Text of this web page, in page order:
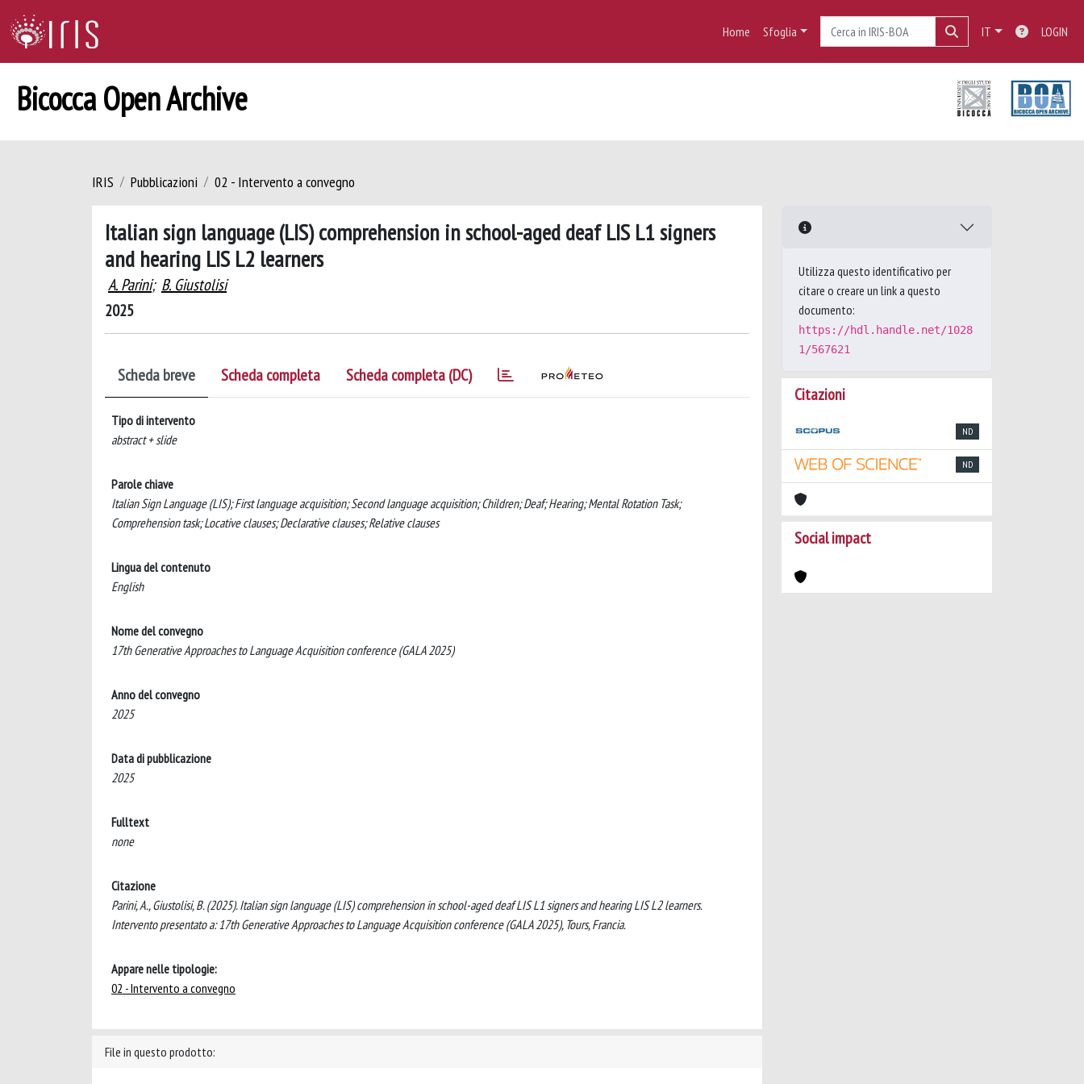
Home Sfoglia IT LOGIN
Bicocca Open Archive
IRIS Pubblicazioni 02 - Intervento a convegno
Italian sign language (LIS) comprehension in school-aged deaf LIS L1 signers
and hearing LIS L2 learners
A. Parini; B. Giustolisi
2025
Scheda breve Scheda completa Scheda completa (DC)
Tipo di intervento
abstract + slide
Parole chiave
Italian Sign Language (LIS); First language acquisition; Second language acquisition; Children; Deaf; Hearing; Mental Rotation Task;
Comprehension task; Locative clauses; Declarative clauses; Relative clauses
Lingua del contenuto
English
Nome del convegno
17th Generative Approaches to Language Acquisition conference (GALA 2025)
Anno del convegno
2025
Data di pubblicazione
2025
Fulltext
none
Citazione
Parini, A., Giustolisi, B. (2025). Italian sign language (LIS) comprehension in school-aged deaf LIS L1 signers and hearing LIS L2 learners.
Intervento presentato a: 17th Generative Approaches to Language Acquisition conference (GALA 2025), Tours, Francia.
Appare nelle tipologie:
02 - Intervento a convegno
File in questo prodotto:
Utilizza questo identificativo per
citare o creare un link a questo
documento:
https://hdl.handle.net/1028
1/567621
Citazioni
ND
ND
Social impact